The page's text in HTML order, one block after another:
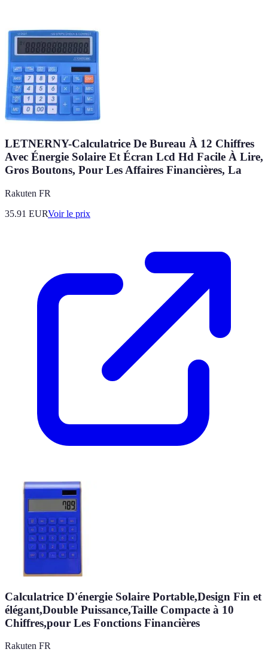
LETNERNY-Calculatrice De Bureau À 12 Chiffres
Avec Énergie Solaire Et Écran Lcd Hd Facile À Lire,
Gros Boutons, Pour Les Affaires Financières, La
Rakuten FR
35.91 EURVoir le prix
Calculatrice D'énergie Solaire Portable,Design Fin et
élégant,Double Puissance,Taille Compacte à 10
Chiffres,pour Les Fonctions Financières
Rakuten FR